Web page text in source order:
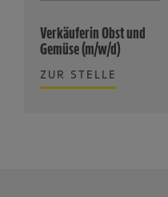
Verkäuferin Obst und
Gemüse (m/w/d)
ZUR STELLE